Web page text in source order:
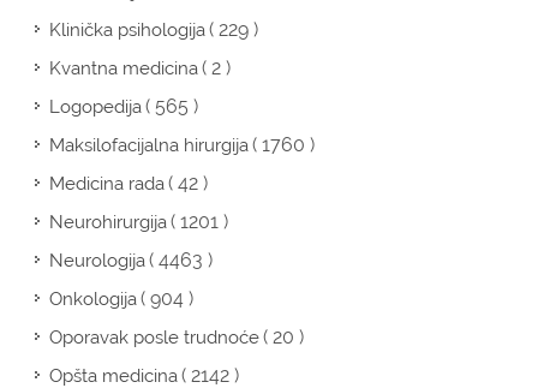
Klinička psihologija( 229 )
Kvantna medicina( 2 )
Logopedija( 565 )
Maksilofacijalna hirurgija( 1760 )
Medicina rada( 42 )
Neurohirurgija( 1201 )
Neurologija( 4463 )
Onkologija( 904 )
Oporavak posle trudnoće( 20 )
Opšta medicina( 2142 )